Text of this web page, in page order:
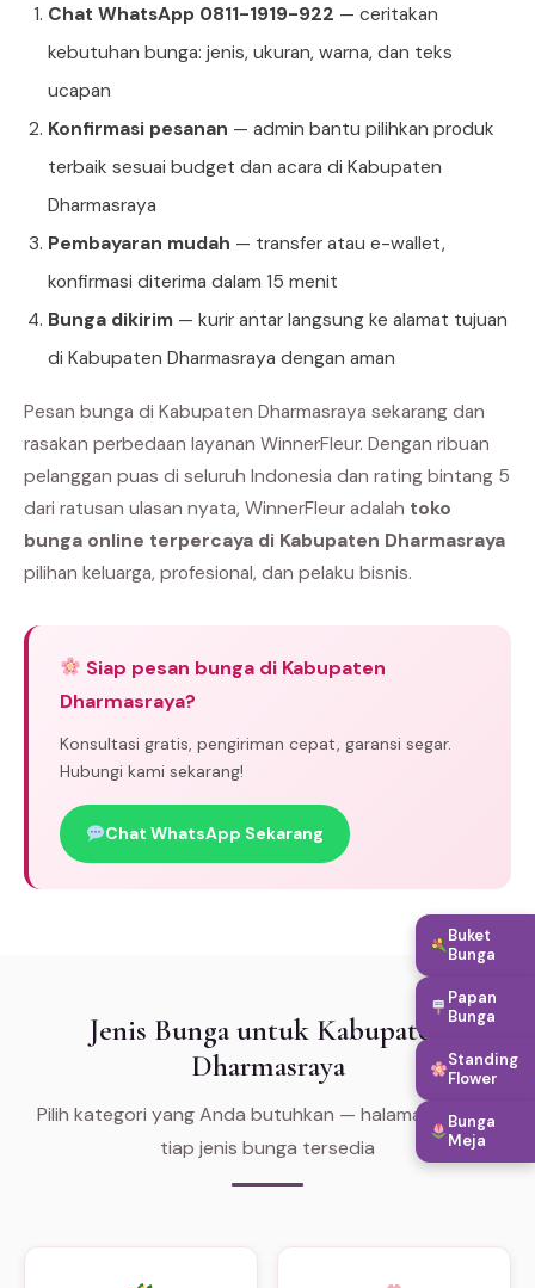
Chat WhatsApp 0811-1919-922 — ceritakan
kebutuhan bunga: jenis, ukuran, warna, dan teks
ucapan
Konfirmasi pesanan — admin bantu pilihkan produk
terbaik sesuai budget dan acara di Kabupaten
Dharmasraya
Pembayaran mudah — transfer atau e-wallet,
konfirmasi diterima dalam 15 menit
Bunga dikirim — kurir antar langsung ke alamat tujuan
di Kabupaten Dharmasraya dengan aman
Pesan bunga di Kabupaten Dharmasraya sekarang dan
rasakan perbedaan layanan WinnerFleur. Dengan ribuan
pelanggan puas di seluruh Indonesia dan rating bintang 5
dari ratusan ulasan nyata, WinnerFleur adalah toko
bunga online terpercaya di Kabupaten Dharmasraya
pilihan keluarga, profesional, dan pelaku bisnis.
Siap pesan bunga di Kabupaten
Dharmasraya?
Konsultasi gratis, pengiriman cepat, garansi segar.
Hubungi kami sekarang!
Chat WhatsApp Sekarang
Jenis Bunga untuk Kabupaten
Dharmasraya
Pilih kategori yang Anda butuhkan — halaman khusus
tiap jenis bunga tersedia
Buket
Bunga
Papan
Bunga
Standing
Flower
Bunga
Meja